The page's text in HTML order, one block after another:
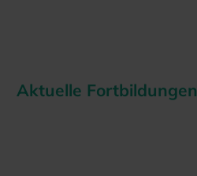
Aktuelle Fortbildungen